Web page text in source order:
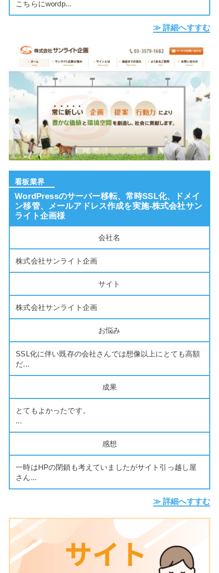
こちらにwordp...
≫ 詳細へすすむ
看板業界
WordPressのサーバー移転、常時SSL化、ドメイ
ン移管、メールアドレス作成を実施-株式会社サン
ライト企画様
会社名
株式会社サンライト企画
サイト
株式会社サンライト企画
お悩み
SSL化に伴い既存の会社さんでは想像以上にとても高額
だ...
成果
とてもよかったです。
...
感想
一時はHPの閉鎖も考えていましたがサイト引っ越し屋
さん...
≫ 詳細へすすむ